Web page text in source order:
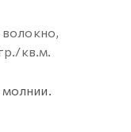
волокно,
кв.м.